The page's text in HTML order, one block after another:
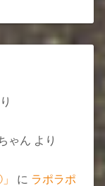
ゃん より
に ラポラポ